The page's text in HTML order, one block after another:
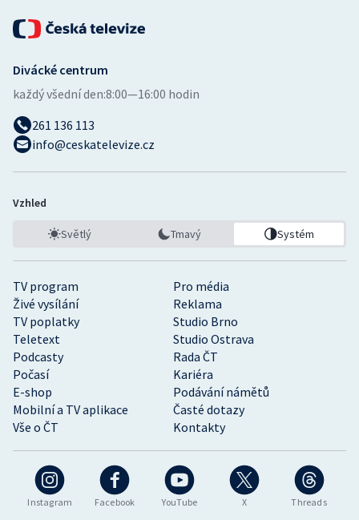
Instagram Facebook YouTube X Threads
TV program
Pro média
Živé vysílání
Reklama
TV poplatky
Studio Brno
Teletext
Studio Ostrava
Podcasty
Rada ČT
Počasí
Kariéra
E-shop
Podávání námětů
Mobilní a TV aplikace
Časté dotazy
Vše o ČT
Kontakty
Divácké centrum
každý všední den:8:00—16:00 hodin
261 136 113
info@ceskatelevize.cz
Vzhled
Světlý Tmavý Systém